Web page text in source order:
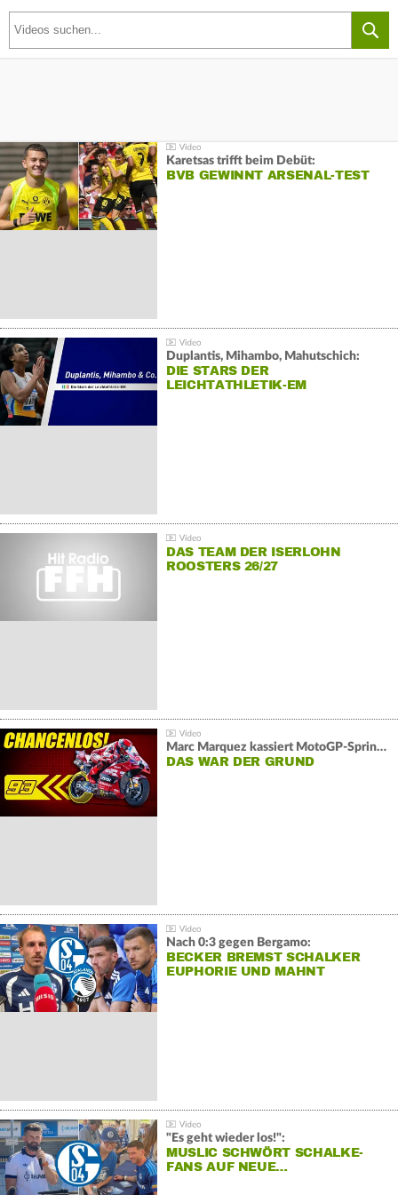
Karetsas trifft beim Debüt:
BVB GEWINNT ARSENAL-TEST
Duplantis, Mihambo, Mahutschich:
DIE STARS DER
LEICHTATHLETIK-EM
DAS TEAM DER ISERLOHN
ROOSTERS 26/27
Marc Marquez kassiert MotoGP-Sprint-Schlappe:
DAS WAR DER GRUND
Nach 0:3 gegen Bergamo:
BECKER BREMST SCHALKER
EUPHORIE UND MAHNT
"Es geht wieder los!":
MUSLIC SCHWÖRT SCHALKE-
FANS AUF NEUE…